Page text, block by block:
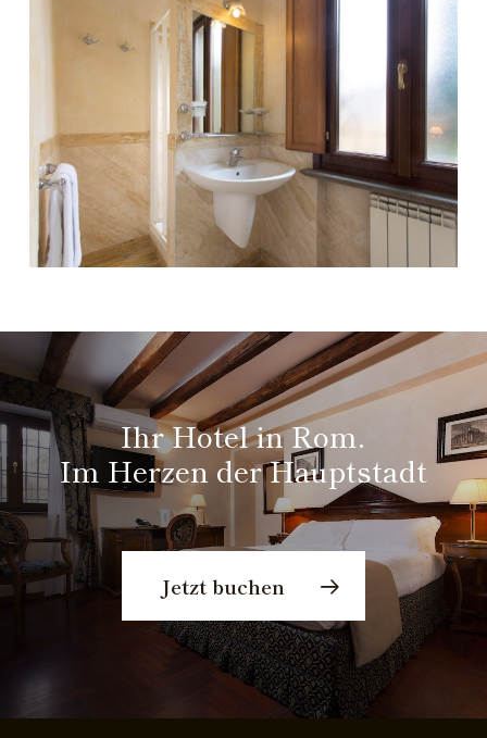
Ihr Hotel in Rom.
Im Herzen der Hauptstadt
Jetzt buchen